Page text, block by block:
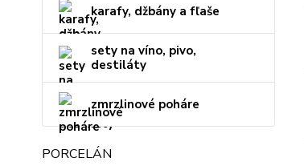
karafy, džbány a fľaše
sety na víno, pivo,
destiláty
zmrzlinové poháre
PORCELÁN